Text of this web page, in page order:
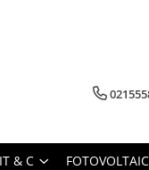
IT & C